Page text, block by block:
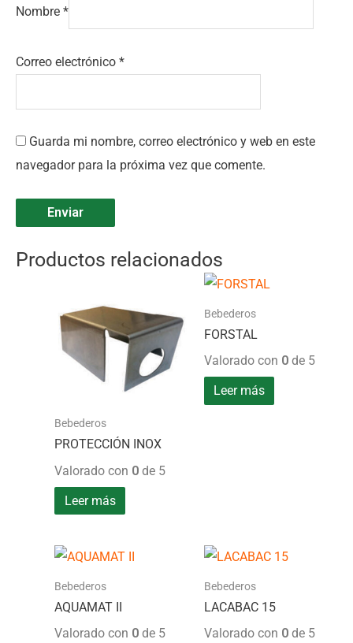
Nombre *
Correo electrónico *
Guarda mi nombre, correo electrónico y web en este
navegador para la próxima vez que comente.
Productos relacionados
Bebederos
PROTECCIÓN INOX
Valorado con 0 de 5
Leer más
Bebederos
FORSTAL
Valorado con 0de 5
Leer más
Bebederos
AQUAMAT II
Valorado con 0 de 5
Bebederos
LACABAC 15
Valorado con 0de 5